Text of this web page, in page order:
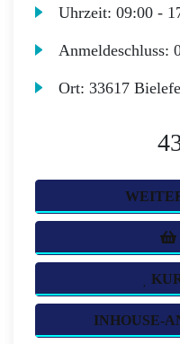
Uhrzeit:09:00 -
Anmeldeschluss:
Ort:33617
INHOUSE-